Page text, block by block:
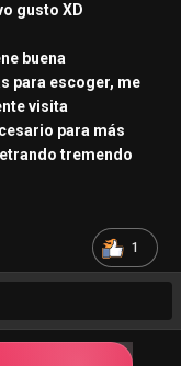
gusto XD
buena
para escoger, me
visita
para más
tremendo
1